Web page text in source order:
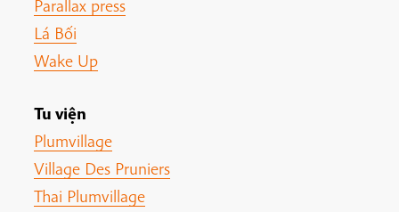
Parallax press
Lá Bối
Wake Up
Tu viện
Plumvillage
Village Des Pruniers
Thai Plumvillage